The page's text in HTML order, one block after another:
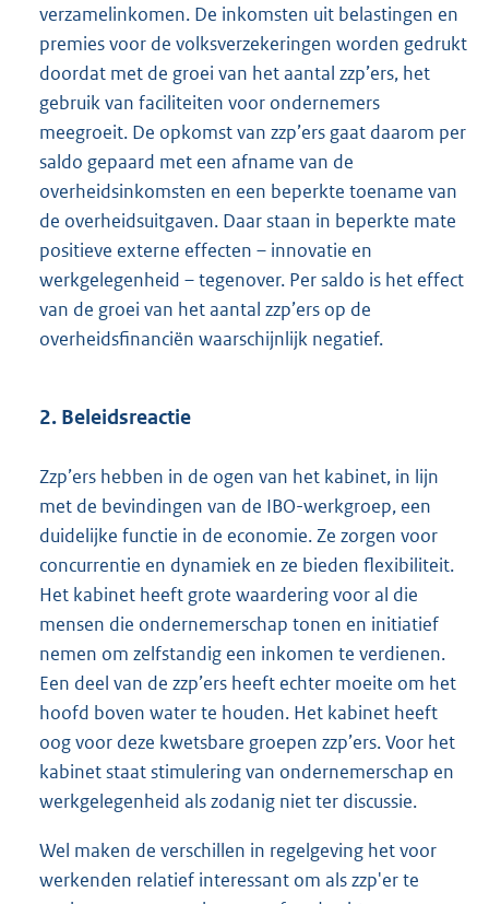
verzamelinkomen. De inkomsten uit belastingen en
premies voor de volksverzekeringen worden gedrukt
doordat met de groei van het aantal zzp’ers, het
gebruik van faciliteiten voor ondernemers
meegroeit. De opkomst van zzp’ers gaat daarom per
saldo gepaard met een afname van de
overheidsinkomsten en een beperkte toename van
de overheidsuitgaven. Daar staan in beperkte mate
positieve externe effecten – innovatie en
werkgelegenheid – tegenover. Per saldo is het effect
van de groei van het aantal zzp’ers op de
overheidsfinanciën waarschijnlijk negatief.
2. Beleidsreactie
Zzp’ers hebben in de ogen van het kabinet, in lijn
met de bevindingen van de IBO-werkgroep, een
duidelijke functie in de economie. Ze zorgen voor
concurrentie en dynamiek en ze bieden flexibiliteit.
Het kabinet heeft grote waardering voor al die
mensen die ondernemerschap tonen en initiatief
nemen om zelfstandig een inkomen te verdienen.
Een deel van de zzp’ers heeft echter moeite om het
hoofd boven water te houden. Het kabinet heeft
oog voor deze kwetsbare groepen zzp’ers. Voor het
kabinet staat stimulering van ondernemerschap en
werkgelegenheid als zodanig niet ter discussie.
Wel maken de verschillen in regelgeving het voor
werkenden relatief interessant om als zzp'er te